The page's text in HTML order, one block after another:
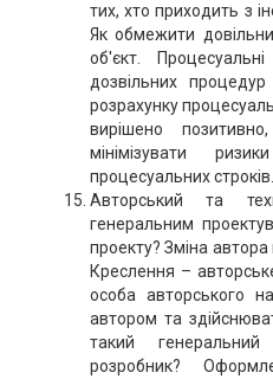
тих, хто приходить з
Як обмежити
об'єкт.
дозвільних
розрахунку
вирішено
мінімізувати
процесуальних строків.
Авторський та
генеральним
проекту? Зміна автора
Креслення –
особа авторського
автором та
такий генеральний
розробник?